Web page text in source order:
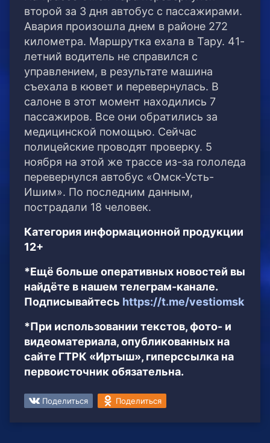
второй за 3 дня автобус с пассажирами.
Авария произошла днем в районе 272
километра. Маршрутка ехала в Тару. 41-
летний водитель не справился с
управлением, в результате машина
съехала в кювет и перевернулась. В
салоне в этот момент находились 7
пассажиров. Все они обратились за
медицинской помощью. Сейчас
полицейские проводят проверку. 5
ноября на этой же трассе из-за гололеда
перевернулся автобус «Омск-Усть-
Ишим». По последним данным,
пострадали 18 человек.
Категория информационной продукции
12+
*Ещё больше оперативных новостей вы
найдёте в нашем телеграм-канале.
Подписывайтесь https://t.me/vestiomsk
*При использовании текстов, фото- и
видеоматериала, опубликованных на
сайте ГТРК «Иртыш», гиперссылка на
первоисточник обязательна.
Поделиться Поделиться